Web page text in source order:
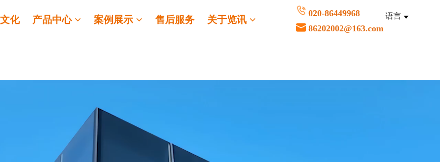
语言
020-86449968
86202002@163.com
化 产品中心 案例展示 售后服务 关于览讯